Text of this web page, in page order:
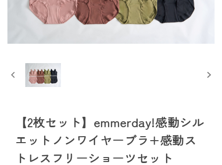
【2枚セット】emmerday!感動シル
エットノンワイヤーブラ+感動ス
トレスフリーショーツセット